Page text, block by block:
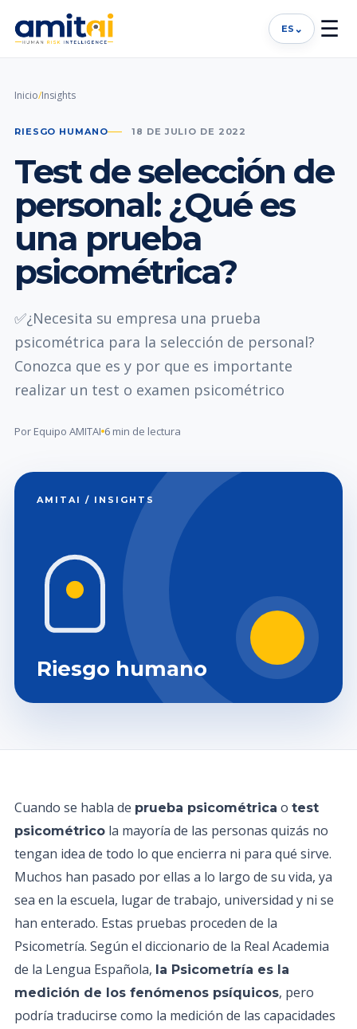
ES ⌄ ☰
Inicio/Insights
RIESGO HUMANO 18 DE JULIO DE 2022
Test de selección de
personal: ¿Qué es
una prueba
psicométrica?
✅¿Necesita su empresa una prueba
psicométrica para la selección de personal?
Conozca que es y por que es importante
realizar un test o examen psicométrico
Por Equipo AMITAI 6 min de lectura
AMITAI / INSIGHTS
Riesgo humano
Cuando se habla de prueba psicométrica o test
psicométrico la mayoría de las personas quizás no
tengan idea de todo lo que encierra ni para qué sirve.
Muchos han pasado por ellas a lo largo de su vida, ya
sea en la escuela, lugar de trabajo, universidad y ni se
han enterado. Estas pruebas proceden de la
Psicometría. Según el diccionario de la Real Academia
de la Lengua Española, la Psicometría es la
medición de los fenómenos psíquicos, pero
podría traducirse como la medición de las capacidades